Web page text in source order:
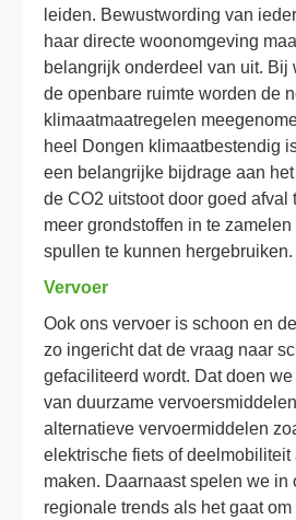
leiden. Bewustwording van
haar directe woonomgeving
belangrijk onderdeel van uit. Bij
de openbare ruimte worden de
klimaatmaatregelen
heel Dongen klimaatbestendig
een belangrijke bijdrage aan
de CO2 uitstoot door goed afval
meer grondstoffen in te
spullen te kunnen hergebruiken.
Vervoer
Ook ons vervoer is schoon en
zo ingericht dat de vraag naar
gefaciliteerd wordt. Dat doen
van duurzame
alternatieve vervoermiddelen
elektrische fiets of
maken. Daarnaast spelen we in
regionale trends als het gaat